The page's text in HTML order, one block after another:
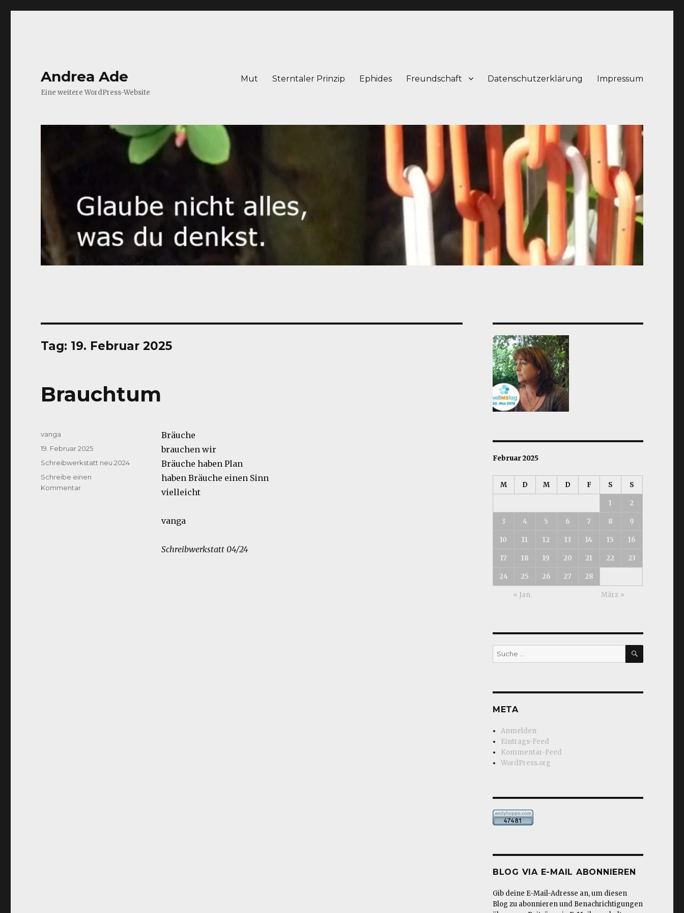
Andrea Ade
Eine weitere WordPress-Website
Mut Sterntaler Prinzip Ephides Freundschaft Datenschutzerklärung Impressum
Tag: 19. Februar 2025
Brauchtum
Bräuche
brauchen wir
Bräuche haben Plan
haben Bräuche einen Sinn
vielleicht
vanga
Schreibwerkstatt 04/24
Autor
vanga
Veröffentlicht
am
19. Februar 2025
Kategorien
Schreibwerkstatt neu 2024
Schreibe einen
Kommentarzu
Februar 2025
M D M D F S S
1 2
3 4 5 6 7 8 9
10 11 12 13 14 15 16
17 18 19 20 21 22 23
24 25 26 27 28
« Jan. März »
Suche
nach:
SUCHEN
META
Anmelden
Eintrags-Feed
Kommentar-Feed
WordPress.org
BLOG VIA E-MAIL ABONNIEREN
Gib deine E-Mail-Adresse an, um diesen
Blog zu abonnieren und Benachrichtigungen